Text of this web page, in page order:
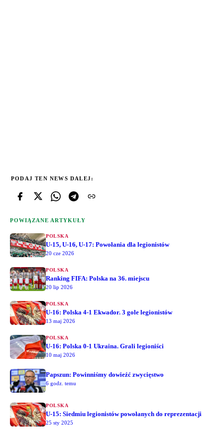
PODAJ TEN NEWS DALEJ:
POWIĄZANE ARTYKUŁY
POLSKA
U-15, U-16, U-17: Powołania dla legionistów
20 cze 2026
POLSKA
Ranking FIFA: Polska na 36. miejscu
20 lip 2026
POLSKA
U-16: Polska 4-1 Ekwador. 3 gole legionistów
13 maj 2026
POLSKA
U-16: Polska 0-1 Ukraina. Grali legioniści
10 maj 2026
Papszun: Powinniśmy dowieźć zwycięstwo
6 godz. temu
POLSKA
U-15: Siedmiu legionistów powołanych do reprezentacji
25 sty 2025